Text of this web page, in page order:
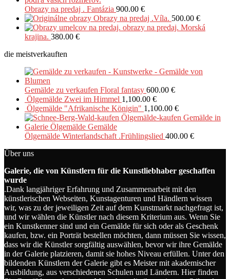
Obrazy na predaj . Fantázia 900.00 €
Obrazy na predaj .Víla. 500.00 €
obrazy na predaj. Morská
krajina. 380.00 €
die meistverkauften
Gemälde zu verkaufen Floral fantasy 600.00 €
Ölgemälde Zwei im Himmel 1,100.00 €
Ölgemälde "Afrikanische Königin" 1,100.00 €
Ölgemälde Winterlandschaft .Frühlingslied 400.00 €
Über uns
Galerie, die von Künstlern für die Kunstliebhaber geschaffen
wurde
.Dank langjähriger Erfahrung und Zusammenarbeit mit den
künstlerischen Webseiten, Kunstagenturen und Händlern wissen
wir, was zu der jeweiligen Zeit auf dem Kunstmarkt nachgefragt ist,
und wir wählen die Künstler nach diesem Kriterium aus. Wenn Sie
ein Kunstkenner sind und ein Gemälde für sich oder als Geschenk
kaufen, bzw. ein Porträt bestellen möchten, dann müssen Sie wissen,
dass wir die Künstler sorgfältig auswählen, bevor wir ihre Gemälde
in der Galerie platzieren, damit sie hohes Niveau erfüllen. Unter den
bildenden Künstlern der Galerie gibt es Meister mit akademischer
Ausbildung, aus verschiedenen Schulen und Ländern. Hier finden